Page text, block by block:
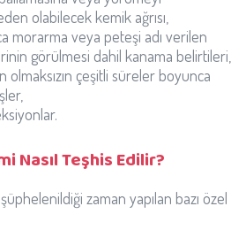
olabilecek kemik ağrısı,
morarma veya peteşi adı verilen
görülmesi dahil kanama belirtileri,
olmaksızın çeşitli süreler boyunca
Nasıl Teşhis Edilir?
zaman yapılan bazı özel